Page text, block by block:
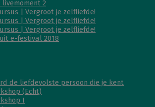
livemoment 2
| Vergroot je zelfliefde!
| Vergroot je zelfliefde!
| Vergroot je zelfliefde!
e-festival 2018
de liefdevolste persoon die je kent
(Echt)
I